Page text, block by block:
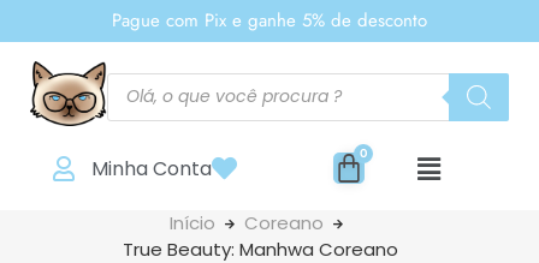
Pague com Pix e ganhe 5% de desconto
Minha Conta
Início
Coreano
True Beauty: Manhwa Coreano